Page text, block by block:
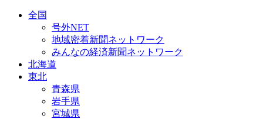
全国
号外NET
地域密着新聞ネットワーク
みんなの経済新聞ネットワーク
北海道
東北
青森県
岩手県
宮城県